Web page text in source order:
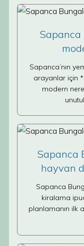
Sapanca
Sapanca’nın
arayanlar için
modern
Sapanca
hayvan
Sapanca
kiralama
planlamanın ilk